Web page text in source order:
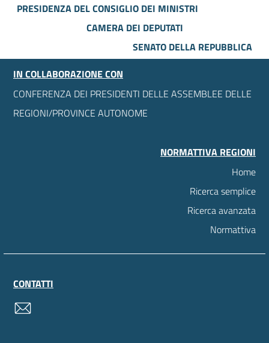
PRESIDENZA DEL CONSIGLIO DEI MINISTRI
CAMERA DEI DEPUTATI
SENATO DELLA REPUBBLICA
IN COLLABORAZIONE CON
CONFERENZA DEI PRESIDENTI DELLE ASSEMBLEE DELLE
REGIONI/PROVINCE AUTONOME
NORMATTIVA REGIONI
Home
Ricerca semplice
Ricerca avanzata
Normattiva
CONTATTI